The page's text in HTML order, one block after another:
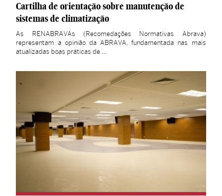
Cartilha de orientação sobre manutenção de
sistemas de climatização
As RENABRAVAs (Recomedações Normativas Abrava)
representam a opinião da ABRAVA, fundamentada nas mais
atualizadas boas práticas de …